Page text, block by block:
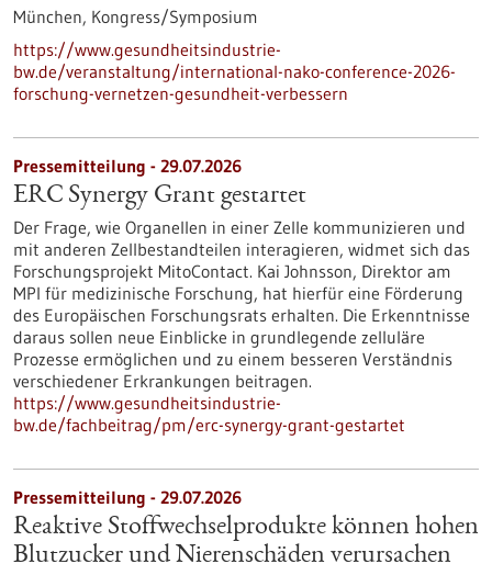
München, Kongress/Symposium
https://www.gesundheitsindustrie-
bw.de/veranstaltung/international-nako-conference-2026-
forschung-vernetzen-gesundheit-verbessern
Pressemitteilung - 29.07.2026
ERC Synergy Grant gestartet
Der Frage, wie Organellen in einer Zelle kommunizieren und
mit anderen Zellbestandteilen interagieren, widmet sich das
Forschungsprojekt MitoContact. Kai Johnsson, Direktor am
MPI für medizinische Forschung, hat hierfür eine Förderung
des Europäischen Forschungsrats erhalten. Die Erkenntnisse
daraus sollen neue Einblicke in grundlegende zelluläre
Prozesse ermöglichen und zu einem besseren Verständnis
verschiedener Erkrankungen beitragen.
https://www.gesundheitsindustrie-
bw.de/fachbeitrag/pm/erc-synergy-grant-gestartet
Pressemitteilung - 29.07.2026
Reaktive Stoffwechselprodukte können hohen
Blutzucker und Nierenschäden verursachen